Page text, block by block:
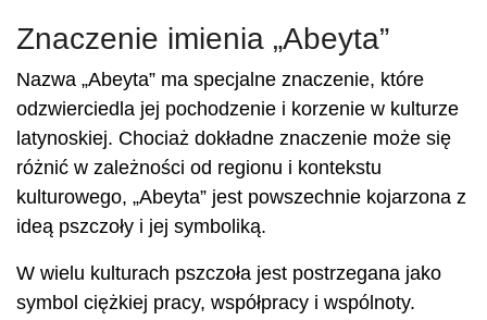
Znaczenie imienia „Abeyta”
Nazwa „Abeyta” ma specjalne znaczenie, które
odzwierciedla jej pochodzenie i korzenie w kulturze
latynoskiej. Chociaż dokładne znaczenie może się
różnić w zależności od regionu i kontekstu
kulturowego, „Abeyta” jest powszechnie kojarzona z
ideą pszczoły i jej symboliką.
W wielu kulturach pszczoła jest postrzegana jako
symbol ciężkiej pracy, współpracy i wspólnoty.